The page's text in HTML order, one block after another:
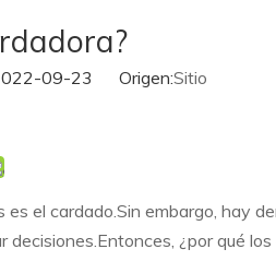
09-23 Origen:Sitio
el cardado.Sin embargo, hay
¿por qué